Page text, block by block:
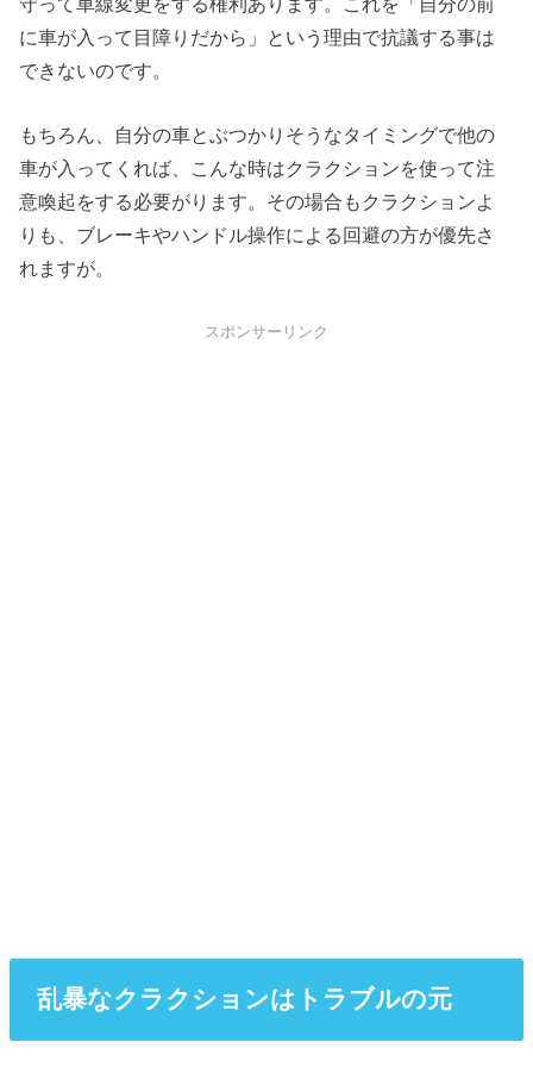
に車が入って目障りだから」という理由で抗議する事は
できないのです。
もちろん、自分の車とぶつかりそうなタイミングで他の
車が入ってくれば、こんな時はクラクションを使って注
意喚起をする必要がります。その場合もクラクションよ
りも、ブレーキやハンドル操作による回避の方が優先さ
れますが。
スポンサーリンク
乱暴なクラクションはトラブルの元